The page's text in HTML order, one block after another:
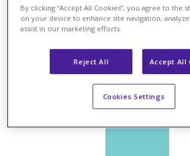
NOTÍC
By clicking “Accept All Cookies”, you agree to the
on your device to enhance site navigation, analyze
assist in our marketing efforts.
Reject All Accept All
Cookies Settings